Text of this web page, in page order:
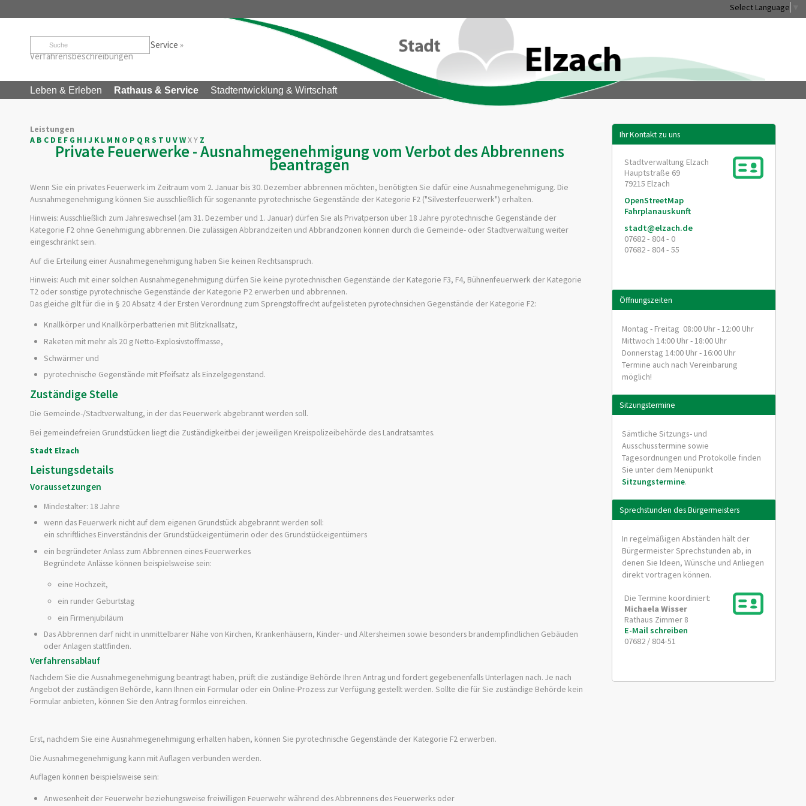
Select Language
Startseite Service »
Verfahrensbeschreibungen
Leben & Erleben Rathaus & Service Stadtentwicklung & Wirtschaft
Leistungen
A B C D E F G H I J K L M N O P Q RS T U VWXY Z
Private Feuerwerke - Ausnahmegenehmigung vom Verbot des Abbrennens
beantragen
Wenn Sie ein privates Feuerwerk im Zeitraum vom 2. Januar bis 30. Dezember abbrennen möchten, benötigten Sie dafür eine Ausnahmegenehmigung. Die
Ausnahmegenehmigung können Sie ausschließlich für sogenannte pyrotechnische Gegenstände der Kategorie F2 ("Silvesterfeuerwerk") erhalten.
Hinweis: Ausschließlich zum Jahreswechsel (am 31. Dezember und 1. Januar) dürfen Sie als Privatperson über 18 Jahre pyrotechnische Gegenstände der
Kategorie F2 ohne Genehmigung abbrennen. Die zulässigen Abbrandzeiten und Abbrandzonen können durch die Gemeinde- oder Stadtverwaltung weiter
eingeschränkt sein.
Auf die Erteilung einer Ausnahmegenehmigung haben Sie keinen Rechtsanspruch.
Hinweis: Auch mit einer solchen Ausnahmegenehmigung dürfen Sie keine pyrotechnischen Gegenstände der Kategorie F3, F4, Bühnenfeuerwerk der Kategorie
T2 oder sonstige pyrotechnische Gegenstände der Kategorie P2 erwerben und abbrennen.
Das gleiche gilt für die in § 20 Absatz 4 der Ersten Verordnung zum Sprengstoffrecht aufgelisteten pyrotechnsichen Gegenstände der Kategorie F2:
Knallkörper und Knallkörperbatterien mit Blitzknallsatz,
Raketen mit mehr als 20 g Netto-Explosivstoffmasse,
Schwärmer und
pyrotechnische Gegenstände mit Pfeifsatz als Einzelgegenstand.
Zuständige Stelle
Die Gemeinde-/Stadtverwaltung, in der das Feuerwerk abgebrannt werden soll.
Bei gemeindefreien Grundstücken liegt die Zuständigkeitbei der jeweiligen Kreispolizeibehörde des Landratsamtes.
Stadt Elzach
Leistungsdetails
Voraussetzungen
Mindestalter: 18 Jahre
wenn das Feuerwerk nicht auf dem eigenen Grundstück abgebrannt werden soll:
ein schriftliches Einverständnis der Grundstückeigentümerin oder des Grundstückeigentümers
ein begründeter Anlass zum Abbrennen eines Feuerwerkes
Begründete Anlässe können beispielsweise sein:
eine Hochzeit,
ein runder Geburtstag
ein Firmenjubiläum
Das Abbrennen darf nicht in unmittelbarer Nähe von Kirchen, Krankenhäusern, Kinder- und Altersheimen sowie besonders brandempfindlichen Gebäuden
oder Anlagen stattfinden.
Verfahrensablauf
Nachdem Sie die Ausnahmegenehmigung beantragt haben, prüft die zuständige Behörde Ihren Antrag und fordert gegebenenfalls Unterlagen nach. Je nach
Angebot der zuständigen Behörde, kann Ihnen ein Formular oder ein Online-Prozess zur Verfügung gestellt werden. Sollte die für Sie zuständige Behörde kein
Formular anbieten, können Sie den Antrag formlos einreichen.
Erst, nachdem Sie eine Ausnahmegenehmigung erhalten haben, können Sie pyrotechnische Gegenstände der Kategorie F2 erwerben.
Die Ausnahmegenehmigung kann mit Auflagen verbunden werden.
Auflagen können beispielsweise sein:
Anwesenheit der Feuerwehr beziehungsweise freiwilligen Feuerwehr während des Abbrennens des Feuerwerks oder
Ihr Kontakt zu uns
Stadtverwaltung Elzach
Hauptstraße 69
79215 Elzach
OpenStreetMap
Fahrplanauskunft
stadt@elzach.de
07682 - 804 - 0
07682 - 804 - 55
Öffnungszeiten
Montag - Freitag 08:00 Uhr - 12:00 Uhr
Mittwoch 14:00 Uhr - 18:00 Uhr
Donnerstag 14:00 Uhr - 16:00 Uhr
Termine auch nach Vereinbarung
möglich!
Sitzungstermine
Sämtliche Sitzungs- und
Ausschusstermine sowie
Tagesordnungen und Protokolle finden
Sie unter dem Menüpunkt
Sitzungstermine.
Sprechstunden des Bürgermeisters
In regelmäßigen Abständen hält der
Bürgermeister Sprechstunden ab, in
denen Sie Ideen, Wünsche und Anliegen
direkt vortragen können.
Die Termine koordiniert:
Michaela Wisser
Rathaus Zimmer 8
E-Mail schreiben
07682 / 804-51